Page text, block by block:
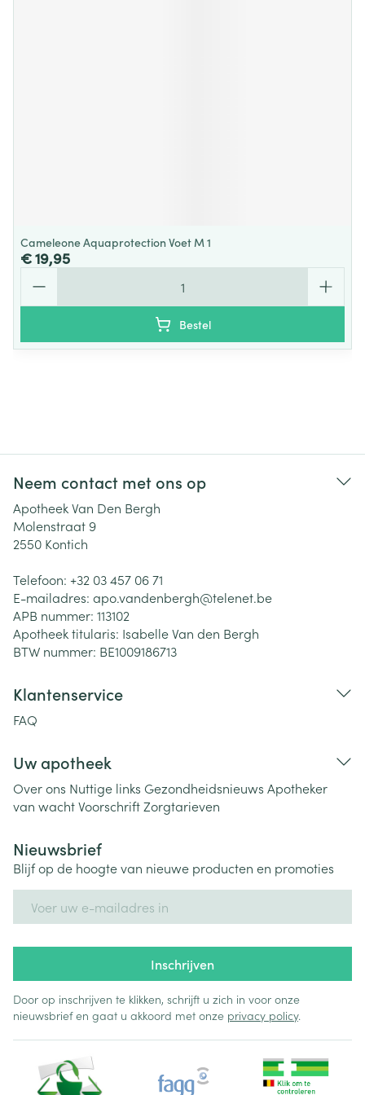
Cameleone Aquaprotection Voet M 1
€ 19,95
Bestel
Neem contact met ons op
Apotheek Van Den Bergh
Molenstraat 9
2550 Kontich
Telefoon: +32 03 457 06 71
E-mailadres: apo.vandenbergh@telenet.be
APB nummer: 113102
Apotheek titularis: Isabelle Van den Bergh
BTW nummer: BE1009186713
Klantenservice
FAQ
Uw apotheek
Over ons Nuttige links Gezondheidsnieuws Apotheker
van wachtVoorschriftZorgtarieven
Nieuwsbrief
Blijf op de hoogte van nieuwe producten en promoties
Inschrijven
Door op inschrijven te klikken, schrijft u zich in voor onze
nieuwsbrief en gaat u akkoord met onze privacy policy.